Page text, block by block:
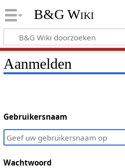
B&G Wiki
Aanmelden
Gebruikersnaam
Wachtwoord